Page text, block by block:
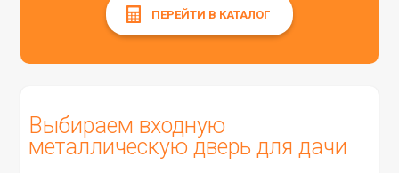
ПЕРЕЙТИ В КАТАЛОГ
Выбираем входную
металлическую дверь для дачи